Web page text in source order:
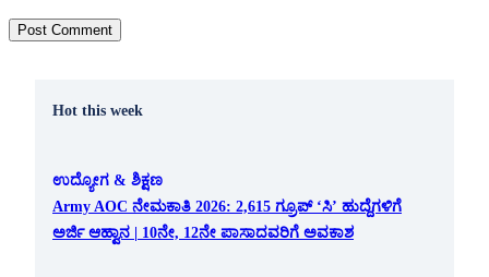
Hot this week
ಉದ್ಯೋಗ & ಶಿಕ್ಷಣ
Army AOC ನೇಮಕಾತಿ 2026: 2,615 ಗ್ರೂಪ್ ‘ಸಿ’ ಹುದ್ದೆಗಳಿಗೆ
ಅರ್ಜಿ ಆಹ್ವಾನ | 10ನೇ, 12ನೇ ಪಾಸಾದವರಿಗೆ ಅವಕಾಶ